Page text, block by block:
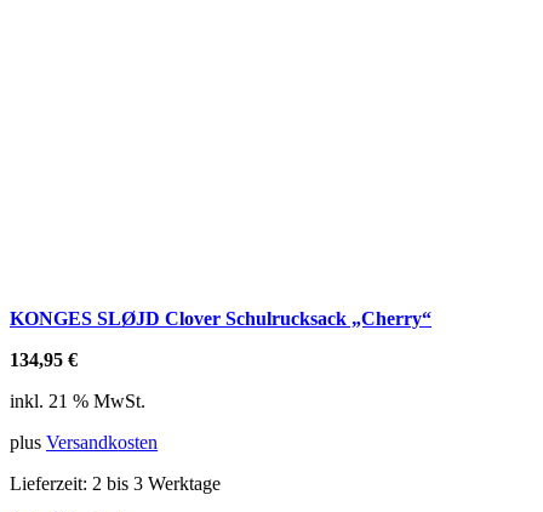
KONGES SLØJD Clover Schulrucksack „Cherry“
134,95 €
inkl. 21 % MwSt.
plus Versandkosten
Lieferzeit: 2 bis 3 Werktage